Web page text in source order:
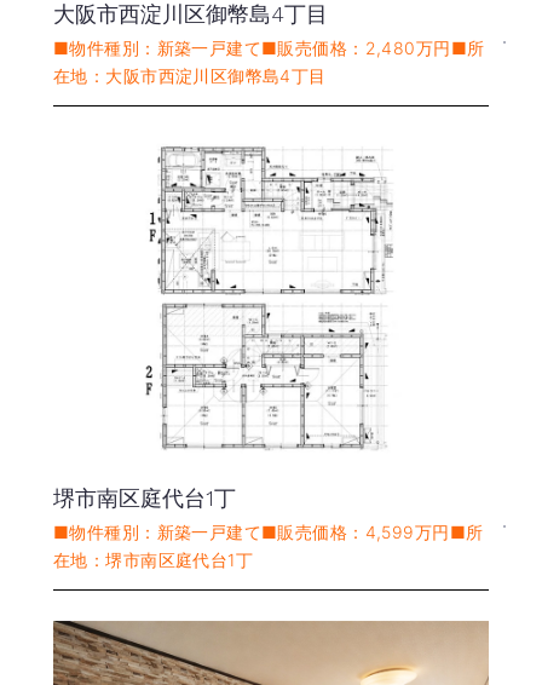
大阪市西淀川区御幣島4丁目
■物件種別：新築一戸建て■販売価格：2,480万円■所
在地：大阪市西淀川区御幣島4丁目
堺市南区庭代台1丁
■物件種別：新築一戸建て■販売価格：4,599万円■所
在地：堺市南区庭代台1丁